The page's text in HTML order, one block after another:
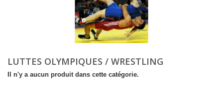
LUTTES OLYMPIQUES / WRESTLING
Il n'y a aucun produit dans cette catégorie.